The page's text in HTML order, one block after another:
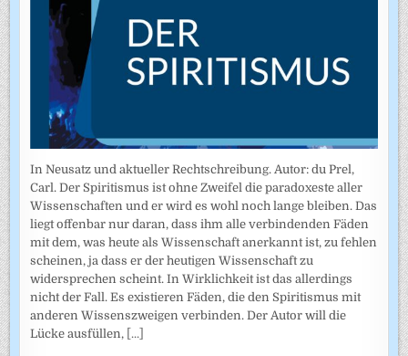
In Neusatz und aktueller Rechtschreibung. Autor: du Prel,
Carl. Der Spiritismus ist ohne Zweifel die paradoxeste aller
Wissenschaften und er wird es wohl noch lange bleiben. Das
liegt offenbar nur daran, dass ihm alle verbindenden Fäden
mit dem, was heute als Wissenschaft anerkannt ist, zu fehlen
scheinen, ja dass er der heutigen Wissenschaft zu
widersprechen scheint. In Wirklichkeit ist das allerdings
nicht der Fall. Es existieren Fäden, die den Spiritismus mit
anderen Wissenszweigen verbinden. Der Autor will die
Lücke ausfüllen, [...]